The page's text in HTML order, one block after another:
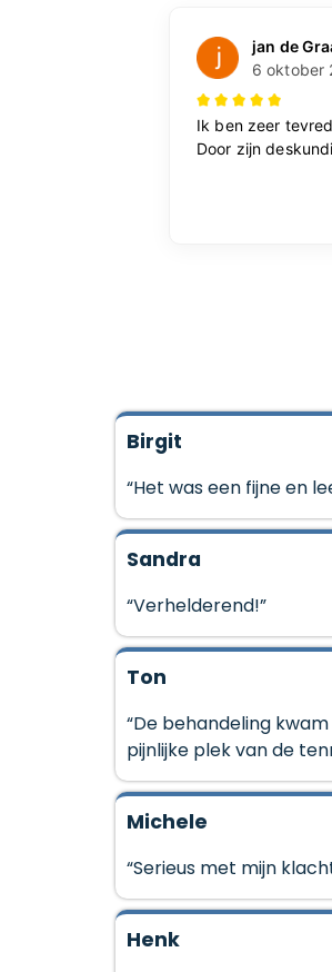
Birgit
“Het was een fijne en
Sandra
“Verhelderend!”
Ton
“De behandeling
pijnlijke plek van de
Michele
“Serieus met mijn
Henk